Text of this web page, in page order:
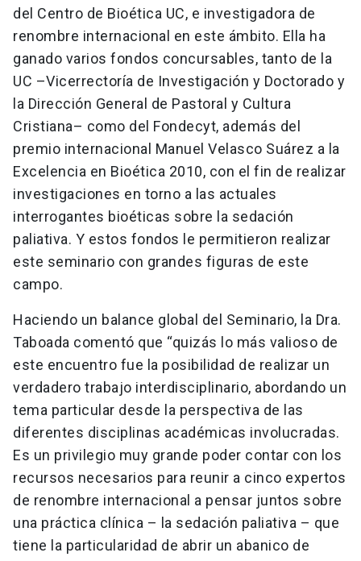
del Centro de Bioética UC, e investigadora de
renombre internacional en este ámbito. Ella ha
ganado varios fondos concursables, tanto de la
UC –Vicerrectoría de Investigación y Doctorado y
la Dirección General de Pastoral y Cultura
Cristiana– como del Fondecyt, además del
premio internacional Manuel Velasco Suárez a la
Excelencia en Bioética 2010, con el fin de realizar
investigaciones en torno a las actuales
interrogantes bioéticas sobre la sedación
paliativa. Y estos fondos le permitieron realizar
este seminario con grandes figuras de este
campo.
Haciendo un balance global del Seminario, la Dra.
Taboada comentó que “quizás lo más valioso de
este encuentro fue la posibilidad de realizar un
verdadero trabajo interdisciplinario, abordando un
tema particular desde la perspectiva de las
diferentes disciplinas académicas involucradas.
Es un privilegio muy grande poder contar con los
recursos necesarios para reunir a cinco expertos
de renombre internacional a pensar juntos sobre
una práctica clínica – la sedación paliativa – que
tiene la particularidad de abrir un abanico de